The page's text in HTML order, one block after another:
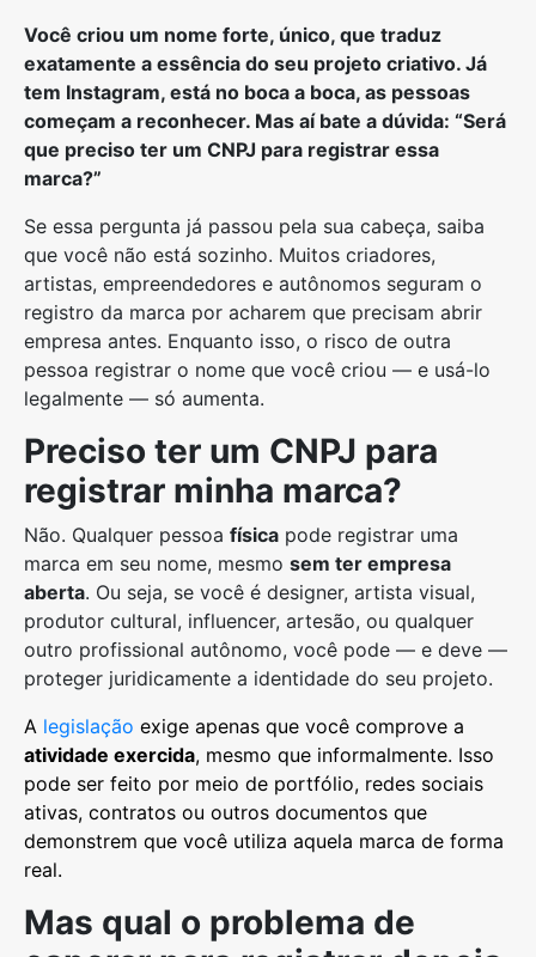
Você criou um nome forte, único, que traduz
exatamente a essência do seu projeto criativo. Já
tem Instagram, está no boca a boca, as pessoas
começam a reconhecer. Mas aí bate a dúvida: “Será
que preciso ter um CNPJ para registrar essa
marca?”
Se essa pergunta já passou pela sua cabeça, saiba
que você não está sozinho. Muitos criadores,
artistas, empreendedores e autônomos seguram o
registro da marca por acharem que precisam abrir
empresa antes. Enquanto isso, o risco de outra
pessoa registrar o nome que você criou — e usá-lo
legalmente — só aumenta.
Preciso ter um CNPJ para
registrar minha marca?
Não. Qualquer pessoa física pode registrar uma
marca em seu nome, mesmo sem ter empresa
aberta. Ou seja, se você é designer, artista visual,
produtor cultural, influencer, artesão, ou qualquer
outro profissional autônomo, você pode — e deve —
proteger juridicamente a identidade do seu projeto.
A legislação exige apenas que você comprove a
atividade exercida, mesmo que informalmente. Isso
pode ser feito por meio de portfólio, redes sociais
ativas, contratos ou outros documentos que
demonstrem que você utiliza aquela marca de forma
real.
Mas qual o problema de